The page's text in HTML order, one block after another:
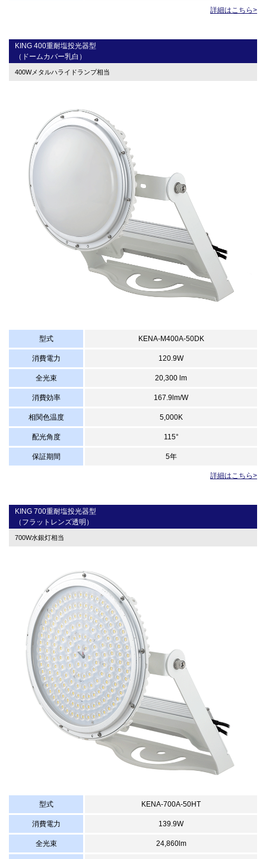
詳細はこちら>
KING 400重耐塩投光器型
（ドームカバー乳白）
400Wメタルハライドランプ相当
型式 KENA-M400A-50DK
消費電力 120.9W
全光束 20,300 lm
消費効率 167.9lm/W
相関色温度 5,000K
配光角度 115°
保証期間 5年
詳細はこちら>
KING 700重耐塩投光器型
（フラットレンズ透明）
700W水銀灯相当
型式 KENA-700A-50HT
消費電力 139.9W
全光束 24,860lm